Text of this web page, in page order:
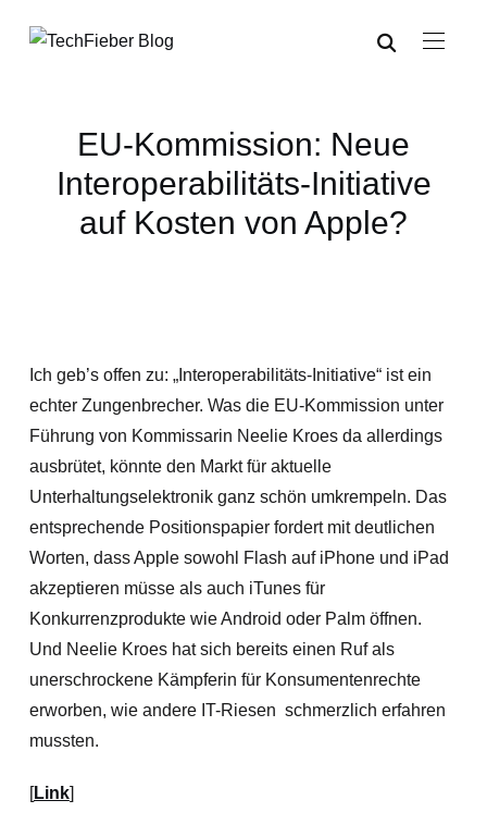
EU-Kommission: Neue
Interoperabilitäts-Initiative
auf Kosten von Apple?
Ich geb’s offen zu: „Interoperabilitäts-Initiative“ ist ein
echter Zungenbrecher. Was die EU-Kommission unter
Führung von Kommissarin Neelie Kroes da allerdings
ausbrütet, könnte den Markt für aktuelle
Unterhaltungselektronik ganz schön umkrempeln. Das
entsprechende Positionspapier fordert mit deutlichen
Worten, dass Apple sowohl Flash auf iPhone und iPad
akzeptieren müsseals auch iTunes für
Konkurrenzprodukte wie Android oder Palm öffnen.
Und Neelie Kroes hat sich bereits einen Ruf als
unerschrockene Kämpferin für Konsumentenrechte
erworben, wie andere IT-Riesen schmerzlich erfahren
mussten.
[Link]